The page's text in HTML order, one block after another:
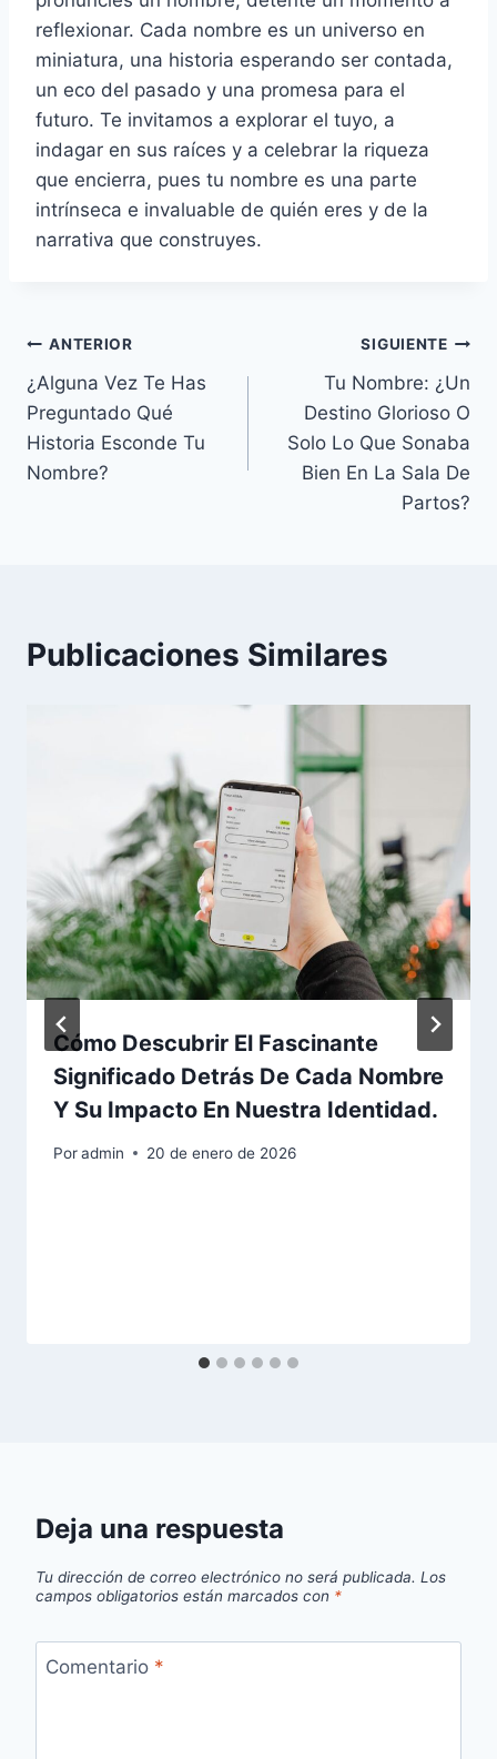
reflexionar. Cada nombre es un universo en
miniatura, una historia esperando ser contada,
un eco del pasado y una promesa para el
futuro. Te invitamos a explorar el tuyo, a
indagar en sus raíces y a celebrar la riqueza
que encierra, pues tu nombre es una parte
intrínseca e invaluable de quién eres y de la
narrativa que construyes.
Navegación
de
entradas
ANTERIOR
¿Alguna Vez Te Has
Preguntado Qué
Historia Esconde Tu
Nombre?
SIGUIENTE
Tu Nombre: ¿Un
Destino Glorioso O
Solo Lo Que Sonaba
Bien En La Sala De
Partos?
Publicaciones Similares
Cómo Descubrir El Fascinante
Significado Detrás De Cada Nombre
Y Su Impacto En Nuestra Identidad.
Poradmin 20 de enero de 2026
Deja una respuesta
Tu dirección de correo electrónico no será publicada. Los
campos obligatorios están marcados con *
Comentario *